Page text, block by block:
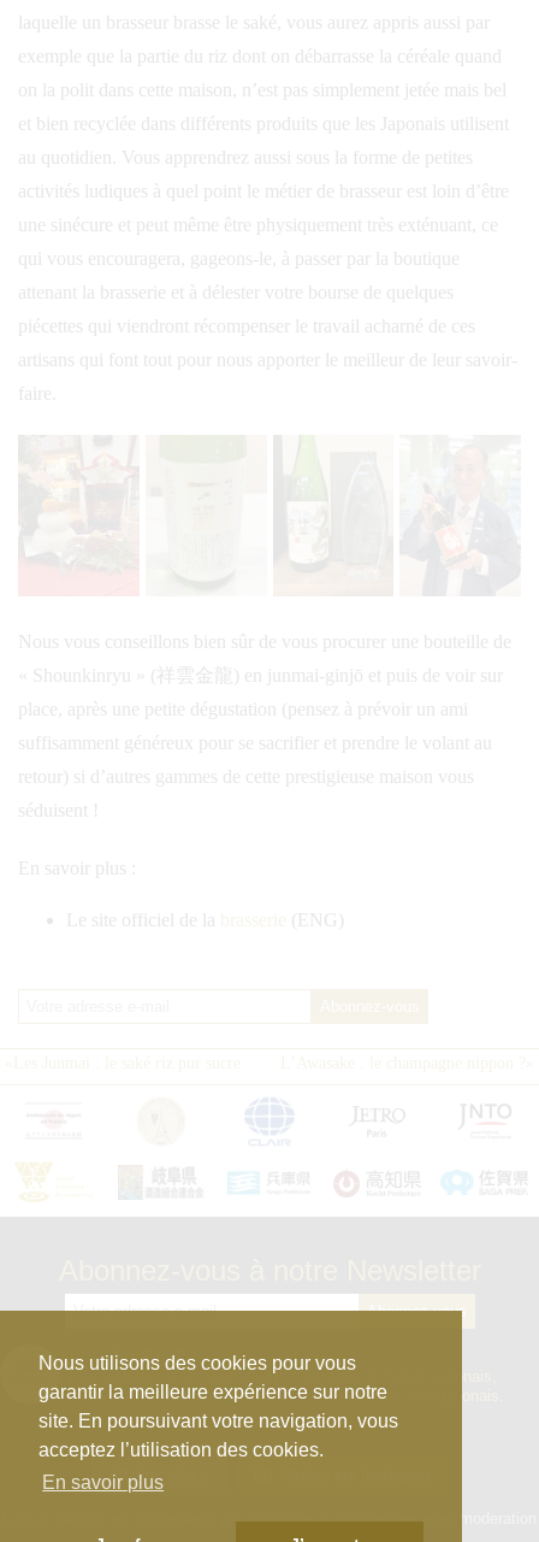
Nous utilisons des cookies pour vous
garantir la meilleure expérience sur notre
site. En poursuivant votre navigation, vous
acceptez l’utilisation des cookies.
En savoir plus
laquelle un brasseur brasse le saké, vous aurez appris aussi par
exemple que la partie du riz dont on débarrasse la céréale quand
on la polit dans cette maison, n’est pas simplement jetée mais bel
et bien recyclée dans différents produits que les Japonais utilisent
au quotidien. Vous apprendrez aussi sous la forme de petites
activités ludiques à quel point le métier de brasseur est loin d’être
une sinécure et peut même être physiquement très exténuant, ce
qui vous encouragera, gageons-le, à passer par la boutique
attenant la brasserie et à délester votre bourse de quelques
piécettes qui viendront récompenser le travail acharné de ces
artisans qui font tout pour nous apporter le meilleur de leur savoir-
faire.
Nous vous conseillons bien sûr de vous procurer une bouteille de
« Shounkinryu » (祥雲金龍) en junmai-ginjō et puis de voir sur
place, après une petite dégustation (pensez à prévoir un ami
suffisamment généreux pour se sacrifier et prendre le volant au
retour) si d’autres gammes de cette prestigieuse maison vous
séduisent !
En savoir plus :
Le site officiel de la (ENG)
kura_master_fr
【10e édition : le 27 avril 2026】
d’Honkaku Shochu & Awamori, de Liqueurs et de Vins japonais.
Afficher plus...
L’abus d’alcool est dangeureux pour la santé, à consommer avec moderation